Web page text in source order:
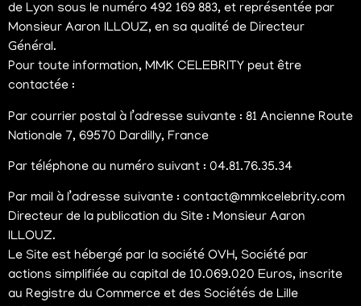
de Lyon sous le numéro 492 169 883, et représentée par
Monsieur Aaron ILLOUZ, en sa qualité de Directeur
Général.
Pour toute information, MMK CELEBRITY peut être
contactée :
Par courrier postal à l’adresse suivante : 81 Ancienne Route
Nationale 7, 69570 Dardilly, France
Par téléphone au numéro suivant : 04.81.76.35.34
Par mail à l’adresse suivante : contact@mmkcelebrity.com
Directeur de la publication du Site : Monsieur Aaron
ILLOUZ.
Le Site est hébergé par la société OVH, Société par
actions simplifiée au capital de 10.069.020 Euros, inscrite
au Registre du Commerce et des Sociétés de Lille
Nécessaire
Ces cookies ne
sont pas
facultatifs. Ils